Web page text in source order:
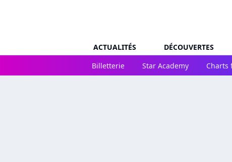
ACTUALITÉS DÉCOUVERTES
Billetterie
Star Academy Charts